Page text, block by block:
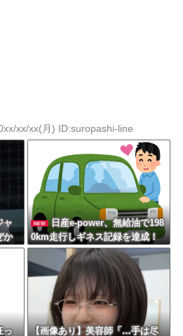
xx/xx(月) ID:suropashi-line
ャ
か
ま
NEW
日産e-power、無給油で198
0km走行しギネス記録を達成！
→山頂から下ってるだけでし
た…
っ
【画像あり】美容師「…手は尽